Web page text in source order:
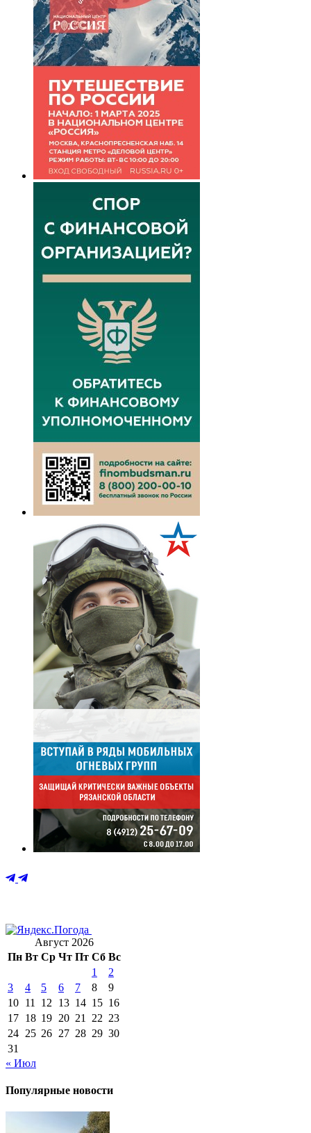
Август 2026
Пн Вт Ср Чт Пт Сб Вс
1
2
3
4 5 6 7 8
9
10 11 12 13 14 15 16
17 18 19 20 21 22 23
24 25 26 27 28 29 30
31
« Июл
Популярные новости